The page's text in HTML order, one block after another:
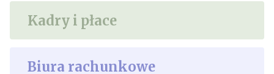
Kadry i płace
Biura rachunkowe